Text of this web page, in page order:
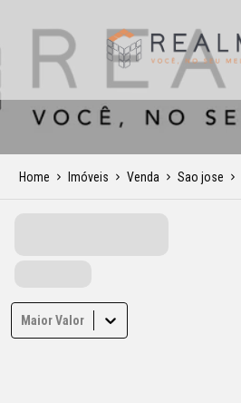
Home Imóveis Venda Sao jose
Maior Valor